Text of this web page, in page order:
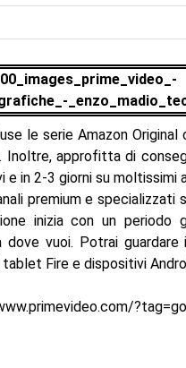
le serie Amazon
Inoltre, approfitta di
in 2-3 giorni su moltissimi
premium e specializzati
inizia con un periodo
dove vuoi. Potrai
Fire e dispositivi